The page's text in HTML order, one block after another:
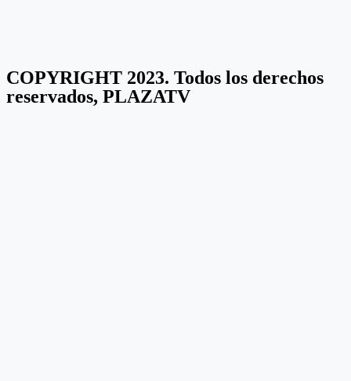
COPYRIGHT 2023. Todos los derechos
reservados, PLAZATV